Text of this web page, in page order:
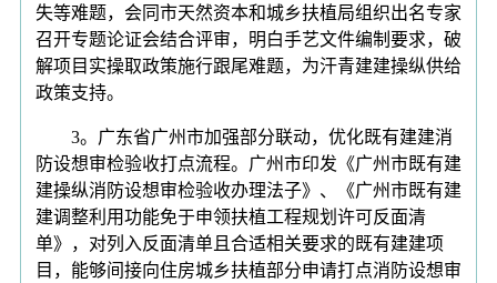
失等难题，会同市天然资本和城乡扶植局组织出名专家
召开专题论证会结合评审，明白手艺文件编制要求，破
解项目实操取政策施行跟尾难题，为汗青建建操纵供给
政策支持。
3。广东省广州市加强部分联动，优化既有建建消
防设想审检验收打点流程。广州市印发《广州市既有建
建操纵消防设想审检验收办理法子》、《广州市既有建
建调整利用功能免于申领扶植工程规划许可反面清
单》，对列入反面清单且合适相关要求的既有建建项
目，能够间接向住房城乡扶植部分申请打点消防设想审